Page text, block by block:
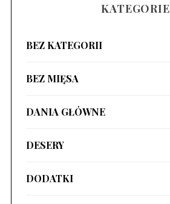
KATEGORIE
BEZ KATEGORII
BEZ MIĘSA
DANIA GŁÓWNE
DESERY
DODATKI